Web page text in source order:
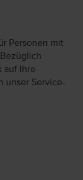
Personen mit
auf Ihre
unser Service-